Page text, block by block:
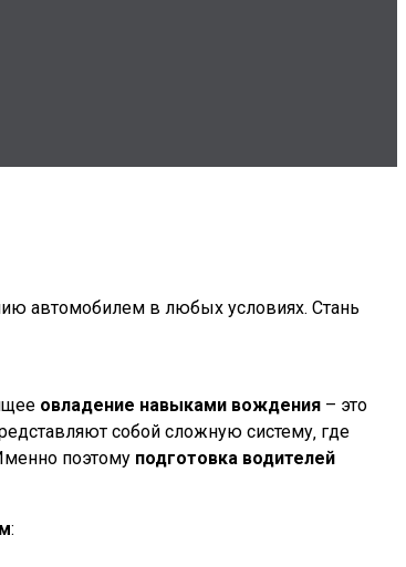
автомобилем в любых условиях. Стань
овладение навыками вождения – это
собой сложную систему‚ где
поэтому подготовка водителей
: